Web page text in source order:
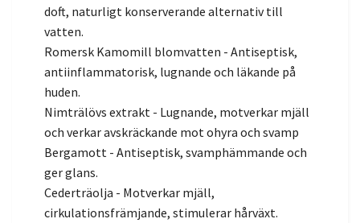
doft, naturligt konserverande alternativ till
vatten.
Romersk Kamomill blomvatten - Antiseptisk,
antiinflammatorisk, lugnande och läkande på
huden.
Nimträlövs extrakt - Lugnande, motverkar mjäll
och verkar avskräckande mot ohyra och svamp
Bergamott - Antiseptisk, svamphämmande och
ger glans.
Cederträolja - Motverkar mjäll,
cirkulationsfrämjande, stimulerar hårväxt.